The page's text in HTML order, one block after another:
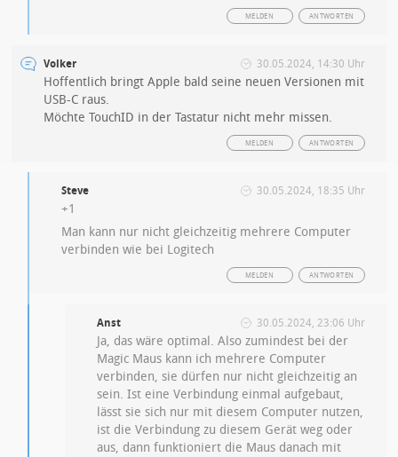
ANTWORTEN
MELDEN
Volker 30.05.2024, 14:30 Uhr
Hoffentlich bringt Apple bald seine neuen Versionen mit
USB-C raus.
Möchte TouchID in der Tastatur nicht mehr missen.
ANTWORTEN
MELDEN
Steve 30.05.2024, 18:35 Uhr
+1
Man kann nur nicht gleichzeitig mehrere Computer
verbinden wie bei Logitech
ANTWORTEN
MELDEN
Anst 30.05.2024, 23:06 Uhr
Ja, das wäre optimal. Also zumindest bei der
Magic Maus kann ich mehrere Computer
verbinden, sie dürfen nur nicht gleichzeitig an
sein. Ist eine Verbindung einmal aufgebaut,
lässt sie sich nur mit diesem Computer nutzen,
ist die Verbindung zu diesem Gerät weg oder
aus, dann funktioniert die Maus danach mit